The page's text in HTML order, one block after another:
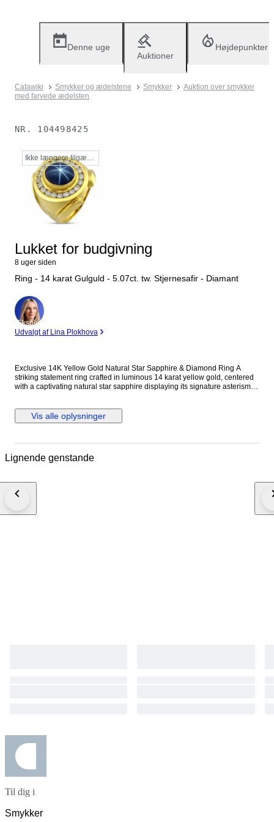
Denne uge
Auktioner
Højdepunkter
Catawiki Smykker og ædelstene Smykker
Auktion over smykker
med farvede ædelsten
NR. 104498425
Ikke længere tilgængelig
Lukket for budgivning
8 uger siden
Ring - 14 karat Gulguld - 5.07ct. tw. Stjernesafir - Diamant
Ekspert
Udvalgt af Lina Plokhova
Exclusive 14K Yellow Gold Natural Star Sapphire & Diamond Ring A
striking statement ring crafted in luminous 14 karat yellow gold, centered
with a captivating natural star sapphire displaying its signature asterism
adding refined contrast and light. A bold yet elegant piece with impressive
weight and presence on the hand. Metal: 14K Yellow Gold Stones:
stones - Star Sapphire: 9.5 mm x 7.5 mm, Approx. 4.5 carats Weight: 14
DHL Express Worldwide, Estimated 2-3 Business Day Transit Time.
Vis alle oplysninger
Lignende genstande
Til dig i
Smykker